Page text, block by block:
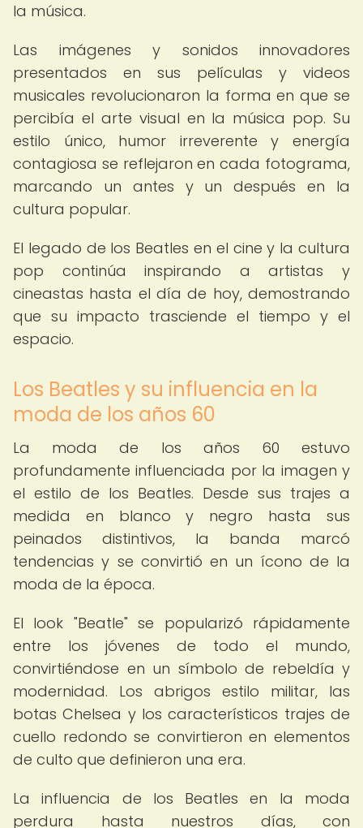
la música.
Las imágenes y sonidos innovadores
presentados en sus películas y videos
musicales revolucionaron la forma en que se
percibía el arte visual en la música pop. Su
estilo único, humor irreverente y energía
contagiosa se reflejaron en cada fotograma,
marcando un antes y un después en la
cultura popular.
El legado de los Beatles en el cine y la cultura
pop continúa inspirando a artistas y
cineastas hasta el día de hoy, demostrando
que su impacto trasciende el tiempo y el
espacio.
Los Beatles y su influencia en la
moda de los años 60
La moda de los años 60 estuvo
profundamente influenciada por la imagen y
el estilo de los Beatles. Desde sus trajes a
medida en blanco y negro hasta sus
peinados distintivos, la banda marcó
tendencias y se convirtió en un ícono de la
moda de la época.
El look "Beatle" se popularizó rápidamente
entre los jóvenes de todo el mundo,
convirtiéndose en un símbolo de rebeldía y
modernidad. Los abrigos estilo militar, las
botas Chelsea y los característicos trajes de
cuello redondo se convirtieron en elementos
de culto que definieron una era.
La influencia de los Beatles en la moda
perdura hasta nuestros días, con